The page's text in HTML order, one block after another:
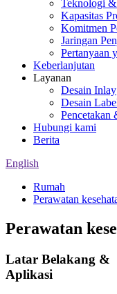
Teknologi
Kapasitas
Komitmen
Jaringan
Pertanyaan
Keberlanjutan
Layanan
Desain Inlay
Desain
Pencetakan
Hubungi kami
Berita
English
Rumah
Perawatan
Perawatan
Latar Belakang &
Aplikasi